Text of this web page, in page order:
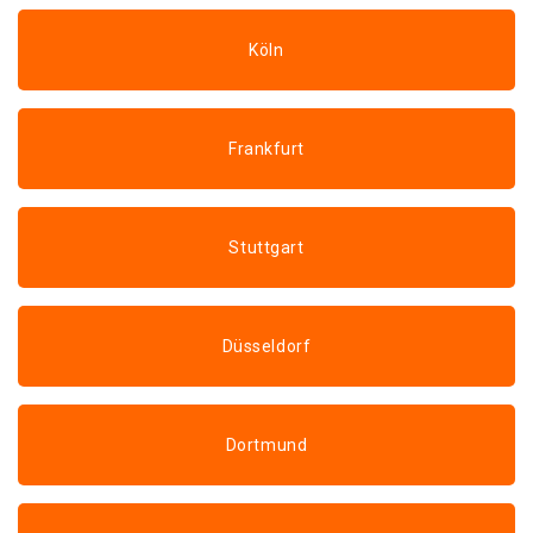
Köln
Frankfurt
Stuttgart
Düsseldorf
Dortmund